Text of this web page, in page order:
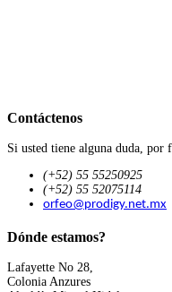
Contáctenos
Si usted tiene alguna duda, por
(+52) 55 55250925
(+52) 55 52075114
orfeo@prodigy.net.mx
Dónde estamos?
Lafayette No 28,
Colonia Anzures